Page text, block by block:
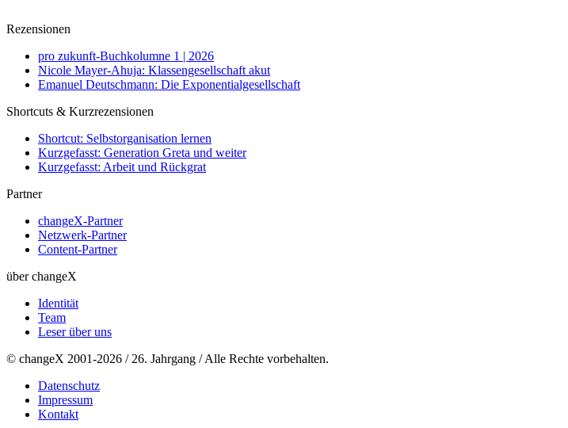
Rezensionen
pro zukunft-Buchkolumne 1 | 2026
Nicole Mayer-Ahuja: Klassengesellschaft akut
Emanuel Deutschmann: Die Exponentialgesellschaft
Shortcuts & Kurzrezensionen
Shortcut: Selbstorganisation lernen
Kurzgefasst: Generation Greta und weiter
Kurzgefasst: Arbeit und Rückgrat
Partner
changeX-Partner
Netzwerk-Partner
Content-Partner
über changeX
Identität
Team
Leser über uns
© changeX 2001-2026 / 26. Jahrgang / Alle Rechte vorbehalten.
Datenschutz
Impressum
Kontakt